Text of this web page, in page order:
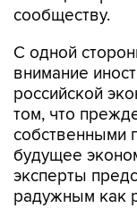
сообществу.
С одной
внимание
российской
том, что
собственными
будущее
эксперты
радужным как